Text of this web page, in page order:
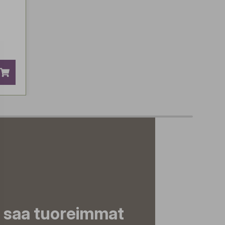
tuoreimmat